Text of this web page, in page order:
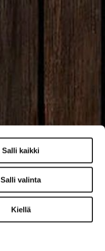
Salli kaikki
Salli valinta
Kiellä